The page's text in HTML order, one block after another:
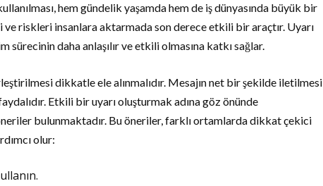
hem gündelik yaşamda hem de iş dünyasında büyük bir
ve riskleri insanlara aktarmada son derece etkili bir araçtır. Uyarı
sürecinin daha anlaşılır ve etkili olmasına katkı sağlar.
dikkatle ele alınmalıdır. Mesajın net bir şekilde iletilmesi
Etkili bir uyarı oluşturmak adına göz önünde
bulunmaktadır. Bu öneriler, farklı ortamlarda dikkat çekici
olur: